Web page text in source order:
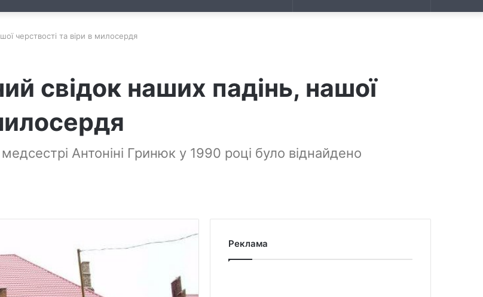
черствості та віри в милосердя
свідок наших падінь, нашої
Антоніні Гринюк у 1990 році було віднайдено
Реклама